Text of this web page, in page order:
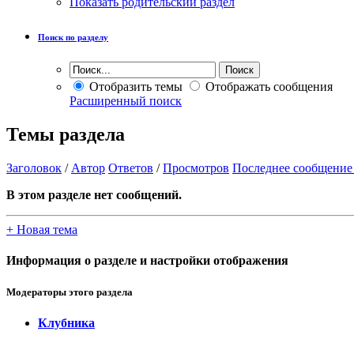
Поиск по разделу
Отобразить темы
Отображать сообщения
Расширенный поиск
Темы раздела
Заголовок / Автор Ответов /Просмотров Последнее сообщение
В этом разделе нет сообщений.
+ Новая тема
Информация о разделе и настройки отображения
Модераторы этого раздела
Клубника